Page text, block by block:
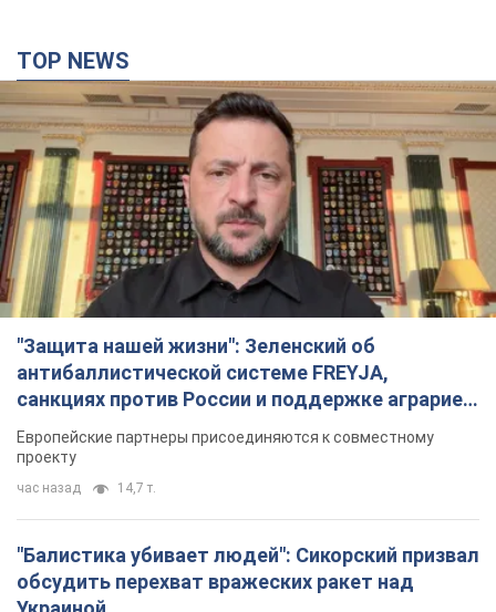
"Защита нашей жизни": Зеленский об
антибаллистической системе FREYJA,
санкциях против России и поддержке аграриев.
Видео
Европейские партнеры присоединяются к совместному
проекту
час назад 14,7 т.
"Балистика убивает людей": Сикорский призвал
обсудить перехват вражеских ракет над
Украиной
Налоговая служба передаст Минобороны
данные о мужчинах в возрасте от 18 до 60 лет:
зачем это нужно